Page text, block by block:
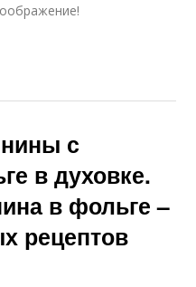
с
в духовке.
в фольге –
рецептов